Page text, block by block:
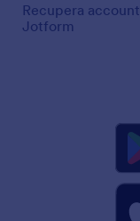
Recupera account
Jotform